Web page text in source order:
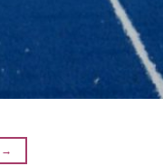
→